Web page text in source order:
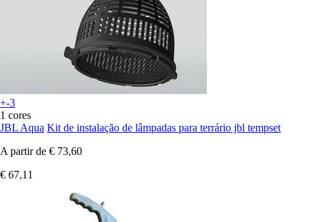
+-3
1 cores
JBL Aqua Kit de instalação de lâmpadas para terrário jbl tempset
A partir de € 73,60
€ 67,11